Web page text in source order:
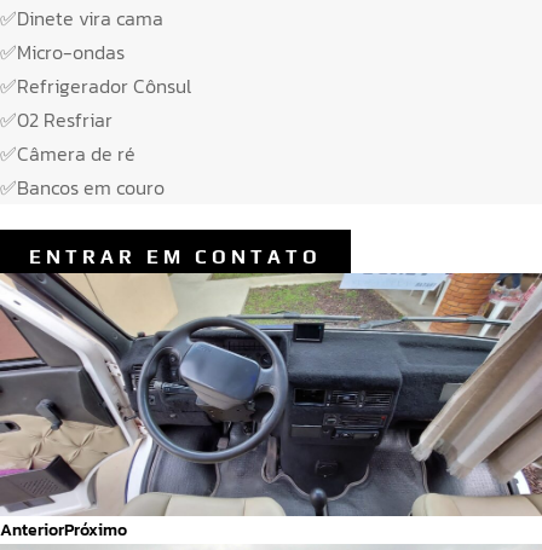
✅Dinete vira cama
✅Micro-ondas
✅Refrigerador Cônsul
✅02 Resfriar
✅Câmera de ré
✅Bancos em couro
ENTRAR EM CONTATO
AnteriorPróximo